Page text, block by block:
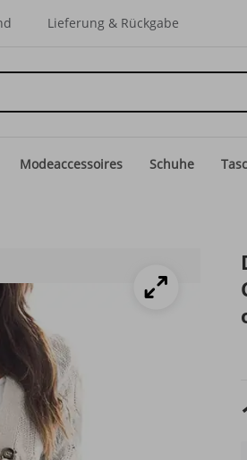
Lieferung & Rückgabe
Modeaccessoires Schuhe